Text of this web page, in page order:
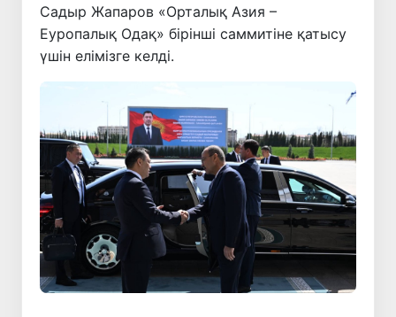
Садыр Жапаров «Орталық Азия –
Еуропалық Одақ» бірінші саммитіне қатысу
үшін елімізге келді.